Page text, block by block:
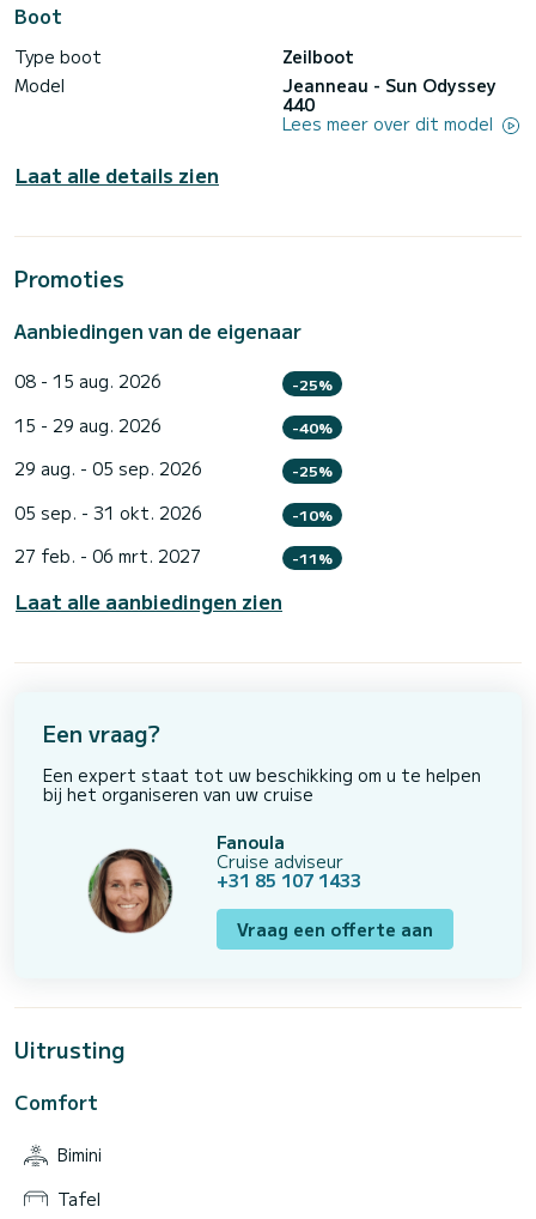
Boot
Type boot
Zeilboot
Model
Jeanneau - Sun Odyssey
440
Lees meer over dit model
Laat alle details zien
Promoties
Aanbiedingen van de eigenaar
08 - 15 aug. 2026 -25%
15 - 29 aug. 2026 -40%
29 aug. - 05 sep. 2026 -25%
05 sep. - 31 okt. 2026 -10%
27 feb. - 06 mrt. 2027 -11%
Laat alle aanbiedingen zien
Een vraag?
Een expert staat tot uw beschikking om u te helpen
bij het organiseren van uw cruise
Fanoula
Cruise adviseur
+31 85 107 1433
Vraag een offerte aan
Uitrusting
Comfort
Bimini
Tafel